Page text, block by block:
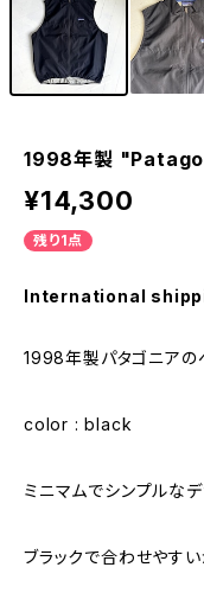
1998年製
¥14,300
残り1点
International
1998年製パタゴニア
color : black
ミニマムでシンプルなデ
ブラックで合わせやす